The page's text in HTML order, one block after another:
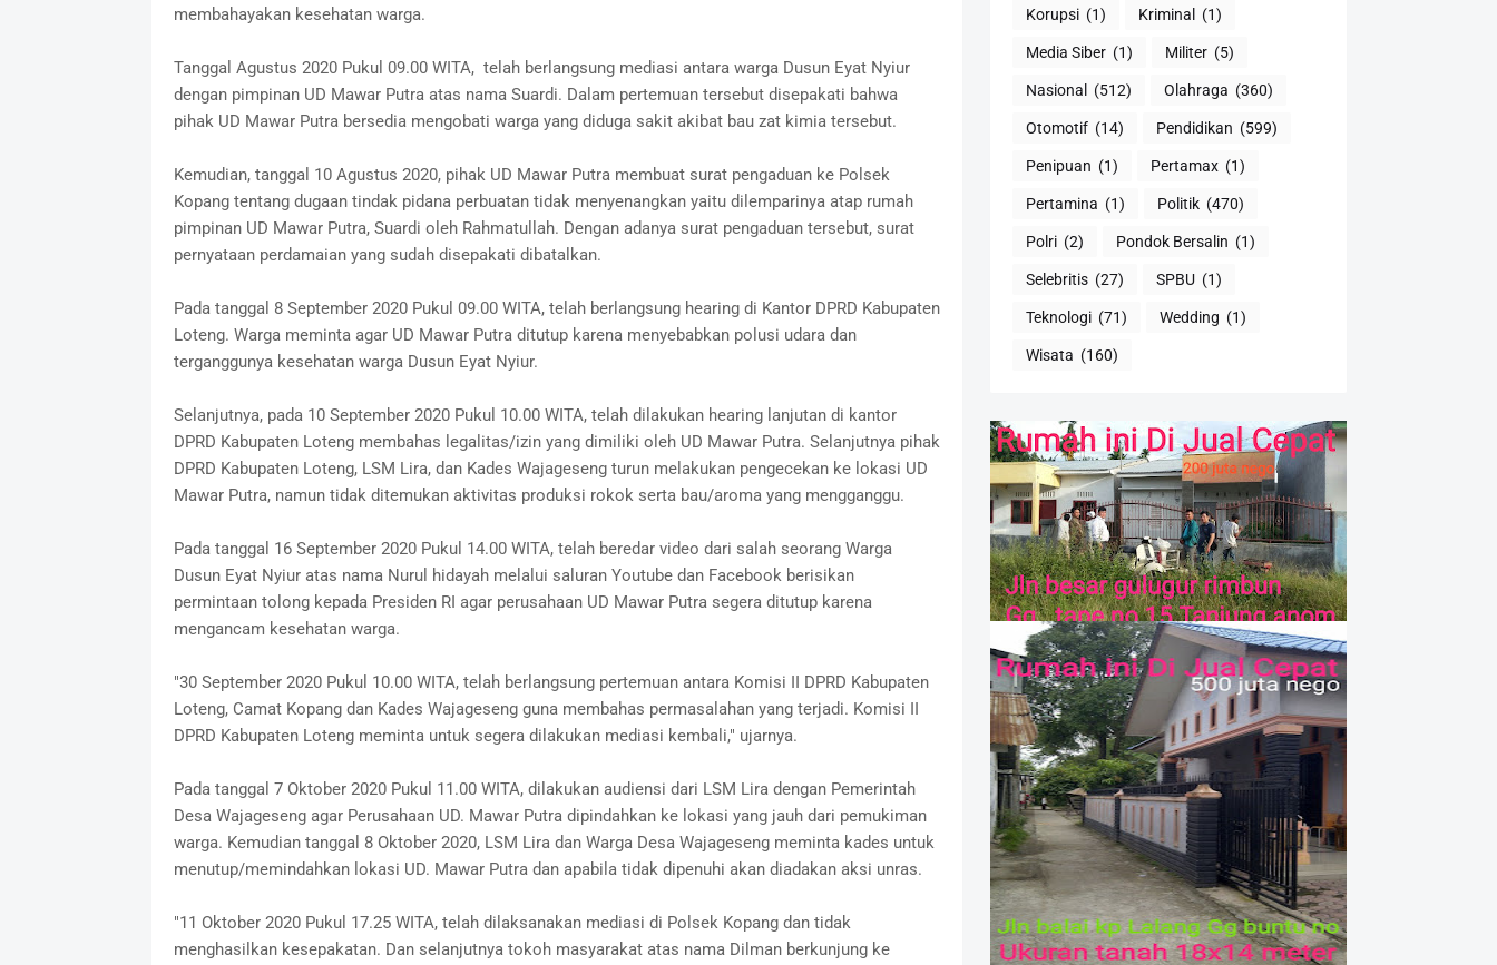
membahayakan kesehatan warga.
Tanggal Agustus 2020 Pukul 09.00 WITA, telah berlangsung mediasi antara warga Dusun Eyat Nyiur
dengan pimpinan UD Mawar Putra atas nama Suardi. Dalam pertemuan tersebut disepakati bahwa
pihak UD Mawar Putra bersedia mengobati warga yang diduga sakit akibat bau zat kimia tersebut.
Kemudian, tanggal 10 Agustus 2020, pihak UD Mawar Putra membuat surat pengaduan ke Polsek
Kopang tentang dugaan tindak pidana perbuatan tidak menyenangkan yaitu dilemparinya atap rumah
pimpinan UD Mawar Putra, Suardi oleh Rahmatullah. Dengan adanya surat pengaduan tersebut, surat
pernyataan perdamaian yang sudah disepakati dibatalkan.
Pada tanggal 8 September 2020 Pukul 09.00 WITA, telah berlangsung hearing di Kantor DPRD Kabupaten
Loteng. Warga meminta agar UD Mawar Putra ditutup karena menyebabkan polusi udara dan
terganggunya kesehatan warga Dusun Eyat Nyiur.
Selanjutnya, pada 10 September 2020 Pukul 10.00 WITA, telah dilakukan hearing lanjutan di kantor
DPRD Kabupaten Loteng membahas legalitas/izin yang dimiliki oleh UD Mawar Putra. Selanjutnya pihak
DPRD Kabupaten Loteng, LSM Lira, dan Kades Wajageseng turun melakukan pengecekan ke lokasi UD
Mawar Putra, namun tidak ditemukan aktivitas produksi rokok serta bau/aroma yang mengganggu.
Pada tanggal 16 September 2020 Pukul 14.00 WITA, telah beredar video dari salah seorang Warga
Dusun Eyat Nyiur atas nama Nurul hidayah melalui saluran Youtube dan Facebook berisikan
permintaan tolong kepada Presiden RI agar perusahaan UD Mawar Putra segera ditutup karena
mengancam kesehatan warga.
"30 September 2020 Pukul 10.00 WITA, telah berlangsung pertemuan antara Komisi II DPRD Kabupaten
Loteng, Camat Kopang dan Kades Wajageseng guna membahas permasalahan yang terjadi. Komisi II
DPRD Kabupaten Loteng meminta untuk segera dilakukan mediasi kembali," ujarnya.
Pada tanggal 7 Oktober 2020 Pukul 11.00 WITA, dilakukan audiensi dari LSM Lira dengan Pemerintah
Desa Wajageseng agar Perusahaan UD. Mawar Putra dipindahkan ke lokasi yang jauh dari pemukiman
warga. Kemudian tanggal 8 Oktober 2020, LSM Lira dan Warga Desa Wajageseng meminta kades untuk
menutup/memindahkan lokasi UD. Mawar Putra dan apabila tidak dipenuhi akan diadakan aksi unras.
"11 Oktober 2020 Pukul 17.25 WITA, telah dilaksanakan mediasi di Polsek Kopang dan tidak
menghasilkan kesepakatan. Dan selanjutnya tokoh masyarakat atas nama Dilman berkunjung ke
Korupsi (1) Kriminal (1)
Media Siber (1) Militer (5)
Nasional (512) Olahraga (360)
Otomotif (14) Pendidikan (599)
Penipuan (1) Pertamax (1)
Pertamina (1) Politik (470)
Polri (2) Pondok Bersalin (1)
Selebritis (27) SPBU (1)
Teknologi (71) Wedding (1)
Wisata (160)